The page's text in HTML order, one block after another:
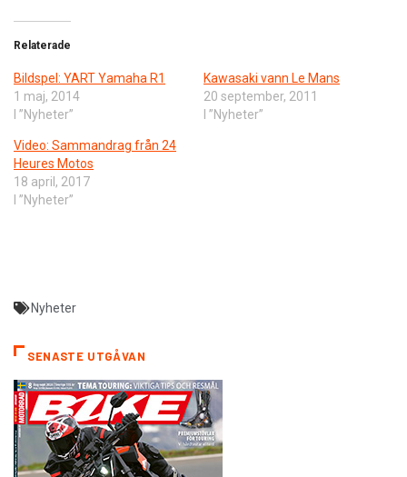
Relaterade
Bildspel: YART Yamaha R1
1 maj, 2014
I ”Nyheter”
Kawasaki vann Le Mans
20 september, 2011
I ”Nyheter”
Video: Sammandrag från 24
Heures Motos
18 april, 2017
I ”Nyheter”
Nyheter
SENASTE UTGÅVAN